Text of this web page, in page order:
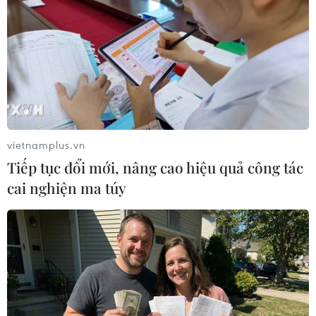
Theo dõi VietnamPlus
TIN LIÊN QUAN
vietnamplus.vn
Tiếp tục đổi mới, nâng cao hiệu quả công tác
cai nghiện ma túy